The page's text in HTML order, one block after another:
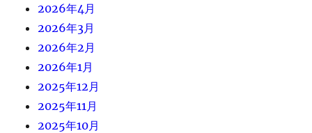
2026年4月
2026年3月
2026年2月
2026年1月
2025年12月
2025年11月
2025年10月